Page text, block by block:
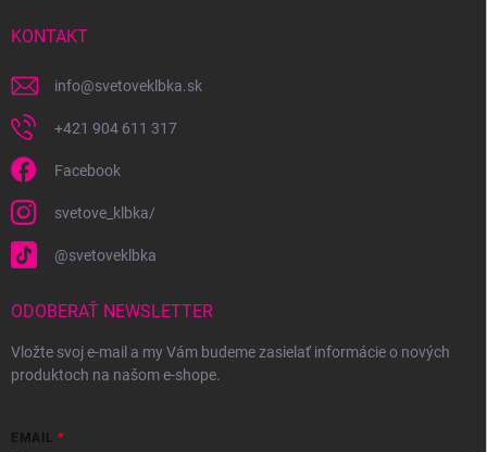
KONTAKT
info@svetoveklbka.sk
+421 904 611 317
Facebook
svetove_klbka/
@svetoveklbka
ODOBERAŤ NEWSLETTER
Vložte svoj e-mail a my Vám budeme zasielať informácie o nových
produktoch na našom e-shope.
EMAIL